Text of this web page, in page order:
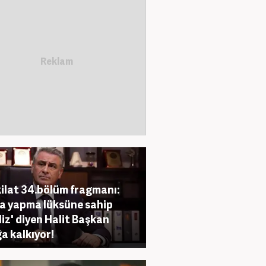
34.bölüm fragmanı:
yapma lüksüne sahip
diyen Halit Başkan
kalkıyor!